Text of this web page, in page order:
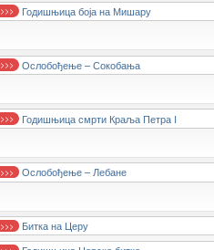
>>> Годишњица боја на Мишару
>>> Ослобођење – Сокобања
>>> Годишњица смрти Краља Петра I
>>> Ослобођење – Лебане
>>> Битка на Церу